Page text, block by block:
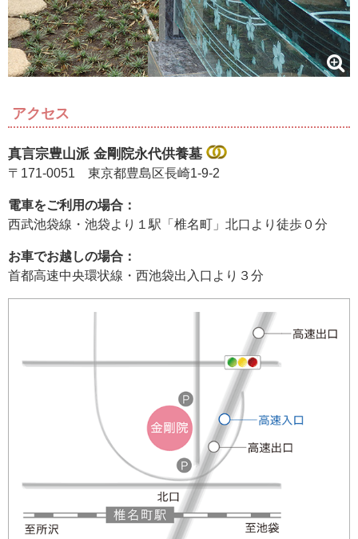
アクセス
真言宗豊山派 金剛院永代供養墓
〒171-0051 東京都豊島区長崎1-9-2
電車をご利用の場合：
西武池袋線・池袋より１駅「椎名町」北口より徒歩０分
お車でお越しの場合：
首都高速中央環状線・西池袋出入口より３分